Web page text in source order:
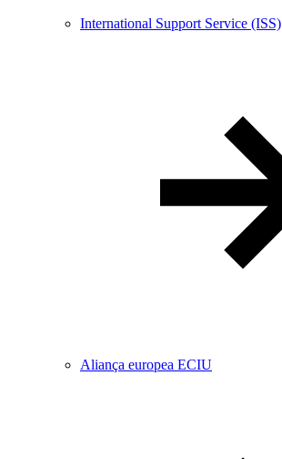
International Support Service (ISS)
Aliança europea ECIU